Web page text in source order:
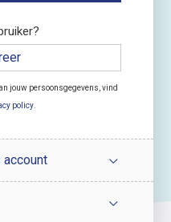
jouw persoonsgegevens, vind
policy.
account